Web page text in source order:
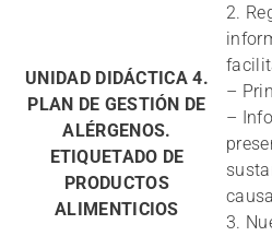
UNIDAD DIDÁCTICA 4.
PLAN DE GESTIÓN DE
ALÉRGENOS.
ETIQUETADO DE
PRODUCTOS
ALIMENTICIOS
2.
–
–
3.